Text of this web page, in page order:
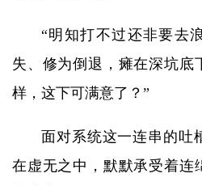
“明知打不过还非要去
失、修为倒退，瘫在深坑底
样，这下可满意了？”
面对系统这一连串的吐
在虚无之中，默默承受着连